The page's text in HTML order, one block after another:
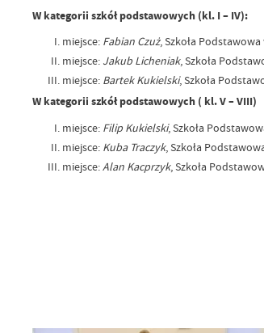
W kategorii szkół podstawowych (kl. I – IV):
miejsce: Fabian Czuż, Szkoła
miejsce: Jakub Licheniak, Szkoła
miejsce: Bartek Kukielski, Szkoła
W kategorii szkół podstawowych ( kl. V – VIII)
miejsce: Filip Kukielski, Szkoła
miejsce: Kuba Traczyk, Szkoła
miejsce: Alan Kacprzyk, Szkoła